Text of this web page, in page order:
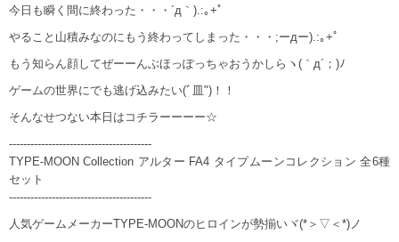
今日も瞬く間に終わった・・・´д｀).:｡+ﾟ
やること山積みなのにもう終わってしまった・・・;ーдー).:｡+ﾟ
もう知らん顔してぜーーんぶほっぽっちゃおうかしらヽ(｀д´；)ﾉ
ゲームの世界にでも逃げ込みたい(ﾞ皿")！！
そんなせつない本日はコチラーーーー☆
----------------------------------------
TYPE-MOON Collection アルター FA4 タイプムーンコレクション 全6種
セット
----------------------------------------
人気ゲームメーカーTYPE-MOONのヒロインが勢揃いヾ(*＞▽＜*)ノ